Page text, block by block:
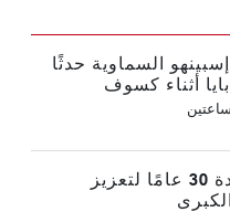
السماوية حدثًا
أثناء كسوف
تعد الحكومة خطة وطنية لمدة 30 عامًا لتعزيز